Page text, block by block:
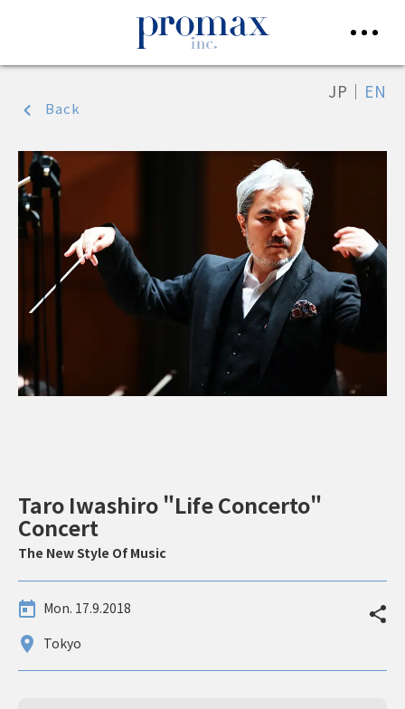
Back
JP ｜ EN
Taro Iwashiro "Life Concerto"
Concert
The New Style Of Music
Mon. 17.9.2018
Tokyo